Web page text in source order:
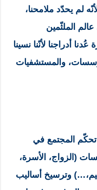
لم يحدّد ملامحنا،
الملثّمين
أدراجنا لأنّنا نسينا
والمستشفيات
تحكّم المجتمع في
(الزواج، الأسرة،
وترسيخ أساليب